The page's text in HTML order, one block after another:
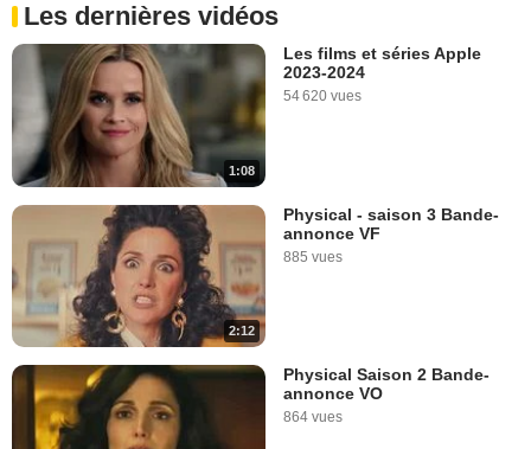
Les dernières vidéos
1:08
Les films et séries Apple
2023-2024
54 620 vues
2:12
Physical - saison 3 Bande-
annonce VF
885 vues
Physical Saison 2 Bande-
annonce VO
864 vues